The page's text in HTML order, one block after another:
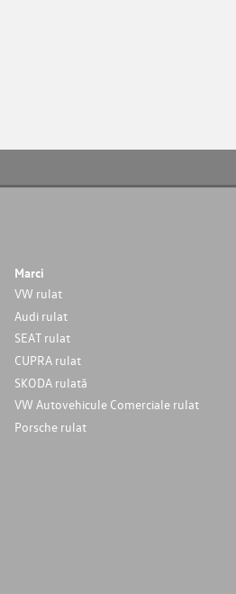
Marci
VW rulat
Audi rulat
SEAT rulat
CUPRA rulat
SKODA rulată
VW Autovehicule Comerciale rulat
Porsche rulat